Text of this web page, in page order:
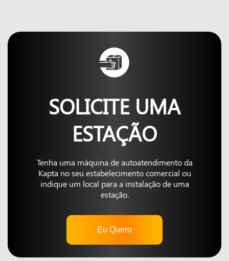
SOLICITE UMA
ESTAÇÃO
Tenha uma máquina de autoatendimento da
Kapta no seu estabelecimento comercial ou
indique um local para a instalação de uma
estação.
Eu Quero